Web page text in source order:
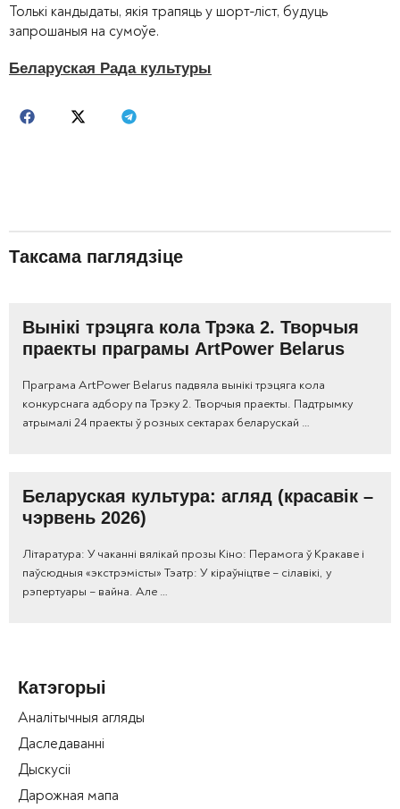
Толькі кандыдаты, якія трапяць у шорт-ліст, будуць
запрошаныя на сумоўе.
Беларуская Рада культуры
Таксама паглядзіце
Вынікі трэцяга кола Трэка 2. Творчыя
праекты праграмы ArtPower Belarus
Праграма ArtPower Belarus падвяла вынікі трэцяга кола
конкурснага адбору па Трэку 2. Творчыя праекты. Падтрымку
атрымалі 24 праекты ў розных сектарах беларускай …
Беларуская культура: агляд (красавік –
чэрвень 2026)
Літаратура: У чаканні вялікай прозы Кіно: Перамога ў Кракаве і
паўсюдныя «экстрэмісты» Тэатр: У кіраўніцтве – сілавікі, у
рэпертуары – вайна. Але …
Катэгорыі
Аналітычныя агляды
Даследаванні
Дыскусіі
Дарожная мапа